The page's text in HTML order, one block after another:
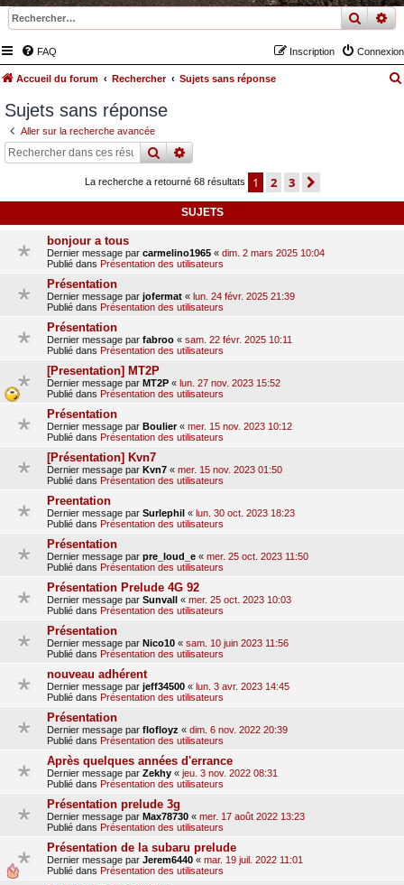
FAQ Connexion
Inscription
Accueil du forum Rechercher Sujets sans réponse
Sujets sans réponse
Aller sur la recherche avancée
rechercher
recherche
La recherche a retourné 68 résultats 1 2 3
SUJETS
bonjour a tous
Dernier message par carmelino1965 « dim. 2 mars 2025 10:04
Publié dans Présentation des utilisateurs
Présentation
Dernier message par jofermat « lun. 24 févr. 2025 21:39
Publié dans Présentation des utilisateurs
Présentation
Dernier message par fabroo « sam. 22 févr. 2025 10:11
Publié dans Présentation des utilisateurs
[Presentation] MT2P
Dernier message par MT2P « lun. 27 nov. 2023 15:52
Publié dans Présentation des utilisateurs
Présentation
Dernier message par Boulier« mer. 15 nov. 2023 10:12
Publié dans Présentation des utilisateurs
[Présentation] Kvn7
Dernier message par Kvn7 « mer. 15 nov. 2023 01:50
Publié dans Présentation des utilisateurs
Preentation
Dernier message par Surlephil « lun. 30 oct. 2023 18:23
Publié dans Présentation des utilisateurs
Présentation
Dernier message par pre_loud_e « mer. 25 oct. 2023 11:50
Publié dans Présentation des utilisateurs
Présentation Prelude 4G 92
Dernier message par Sunvall « mer. 25 oct. 2023 10:03
Publié dans Présentation des utilisateurs
Présentation
Dernier message par Nico10 « sam. 10 juin 2023 11:56
Publié dans Présentation des utilisateurs
nouveau adhérent
Dernier message par jeff34500 « lun. 3 avr. 2023 14:45
Publié dans Présentation des utilisateurs
Présentation
Dernier message par flofloyz « dim. 6 nov. 2022 20:39
Publié dans Présentation des utilisateurs
Après quelques années d'errance
Dernier message par Zekhy « jeu. 3 nov. 2022 08:31
Publié dans Présentation des utilisateurs
Présentation prelude 3g
Dernier message par Max78730 « mer. 17 août 2022 13:23
Publié dans Présentation des utilisateurs
Présentation de la subaru prelude
Dernier message par Jerem6440 « mar. 19 juil. 2022 11:01
Publié dans Présentation des utilisateurs